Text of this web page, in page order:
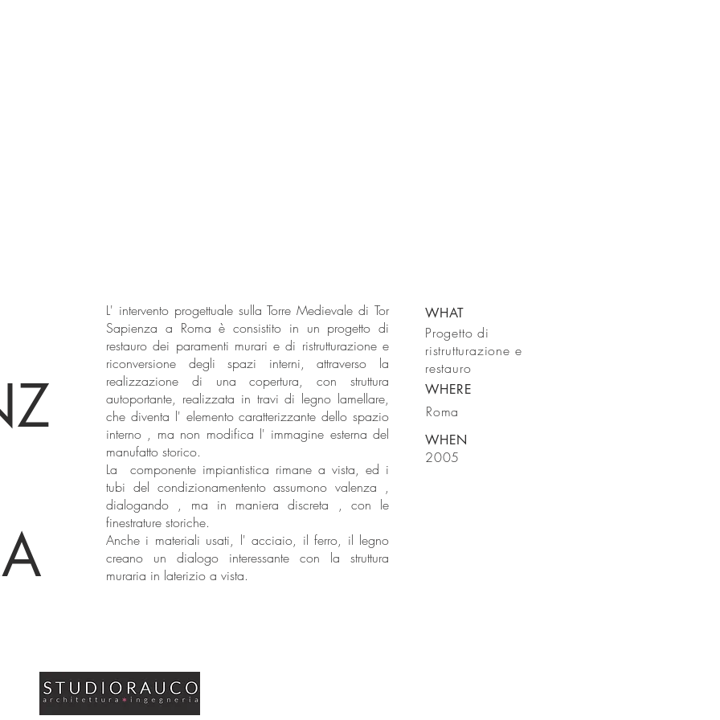
L' intervento progettuale sulla Torre Medievale di Tor
Sapienza a Roma è consistito in un progetto di
restauro dei paramenti murari e di ristrutturazione e
riconversione degli spazi interni, attraverso la
realizzazione di una copertura, con struttura
autoportante, realizzata in travi di legno lamellare,
che diventa l' elemento caratterizzante dello spazio
interno , ma non modifica l' immagine esterna del
manufatto storico.
La componente impiantistica rimane a vista, ed i
tubi del condizionamentento assumono valenza ,
dialogando , ma in maniera discreta , con le
finestrature storiche.
Anche i materiali usati, l' acciaio, il ferro, il legno
creano un dialogo interessante con la struttura
muraria in laterizio a vista.
WHAT
Progetto di
ristrutturazione e
restauro
WHERE
Roma
WHEN
2005